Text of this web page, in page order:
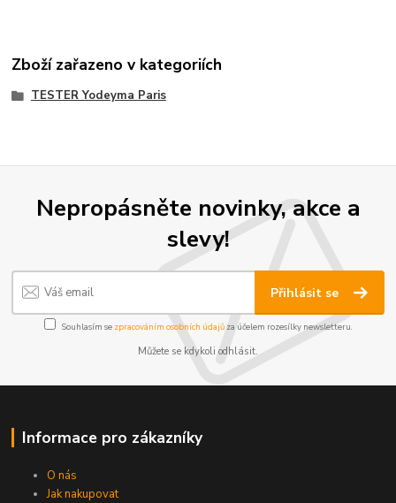
Zboží zařazeno v kategoriích
TESTER Yodeyma Paris
Nepropásněte novinky, akce a
slevy!
Přihlásit se
Souhlasím se zpracováním osobních údajůza účelem rozesílky newsletteru.
Můžete se kdykoli odhlásit.
Informace pro zákazníky
O nás
Jak nakupovat